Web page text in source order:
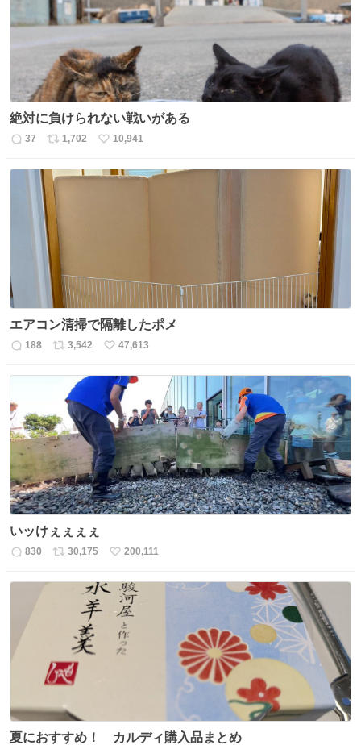
数
絶対に負けられない戦いがある
返
37
リ
ス
ト
数
1,702
い
ね
10,941
エアコン清掃で隔離したポメ
返
188
リ
数
3,542
い
ね
数
47,613
いッけぇぇぇぇ
返
830
リ
30,175
い
ね
数
200,111
夏におすすめ！ カルディ購入品まとめ